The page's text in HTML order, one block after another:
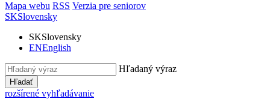
Mapa webu RSS Verzia pre seniorov
SKSlovensky
SKSlovensky
ENEnglish
Hľadaný výraz
Hľadať
rozšírené vyhľadávanie